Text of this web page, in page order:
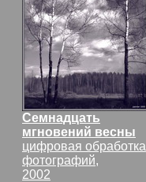
Семнадцать
мгновений весны
цифровая обработка
фотографий,
2002